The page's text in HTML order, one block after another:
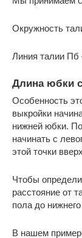
Окружность
Линия талии
Длина юбки
Особенность
выкройки
нижней юбки.
начинать с
этой точки
Чтобы
расстояние от
пола до
В нашем